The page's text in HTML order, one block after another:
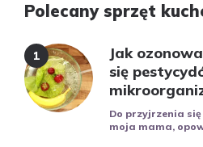
Polecany sprzęt
Jak
się
Do przyjrzenia
moja mama,